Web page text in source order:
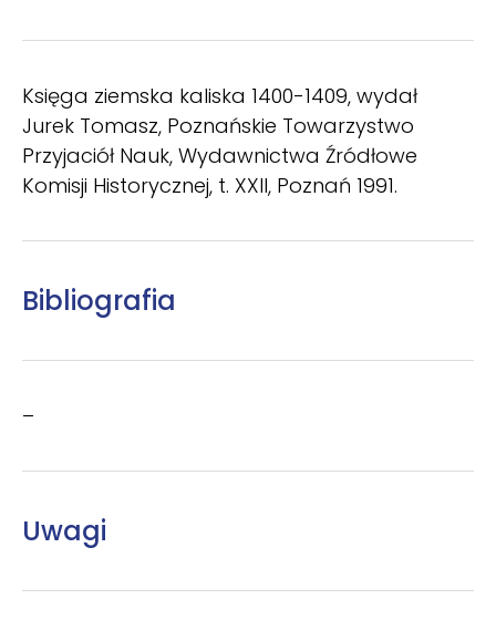
Księga ziemska kaliska 1400-1409, wydał
Jurek Tomasz, Poznańskie Towarzystwo
Przyjaciół Nauk, Wydawnictwa Źródłowe
Komisji Historycznej, t. XXII, Poznań 1991.
Bibliografia
–
Uwagi